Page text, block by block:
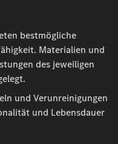
bestmögliche
Materialien und
des jeweiligen
und Verunreinigungen
und Lebensdauer